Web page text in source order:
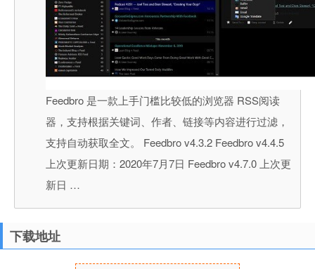
Feedbro 是一款上手门槛比较低的浏览器 RSS阅读
器，支持根据关键词、作者、链接等内容进行过滤，
支持自动获取全文。 Feedbro v4.3.2 Feedbro v4.4.5
上次更新日期：2020年7月7日 Feedbro v4.7.0 上次更
新日 …
下载地址